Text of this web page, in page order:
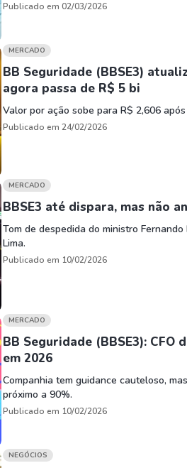
Publicado em 02/03/2026
MERCADO
BB Seguridade (BBSE3)
agora passa de R$ 5 bi
Valor por ação sobe para R$ 2,606
Publicado em 24/02/2026
MERCADO
BBSE3 até dispara, mas não
Tom de despedida do ministro
Lima.
Publicado em 10/02/2026
MERCADO
BB Seguridade (BBSE3):
em 2026
Companhia tem guidance cauteloso,
próximo a 90%.
Publicado em 10/02/2026
NEGÓCIOS